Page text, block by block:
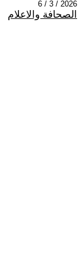
2026 / 3 / 6
الصحافة والاعلام